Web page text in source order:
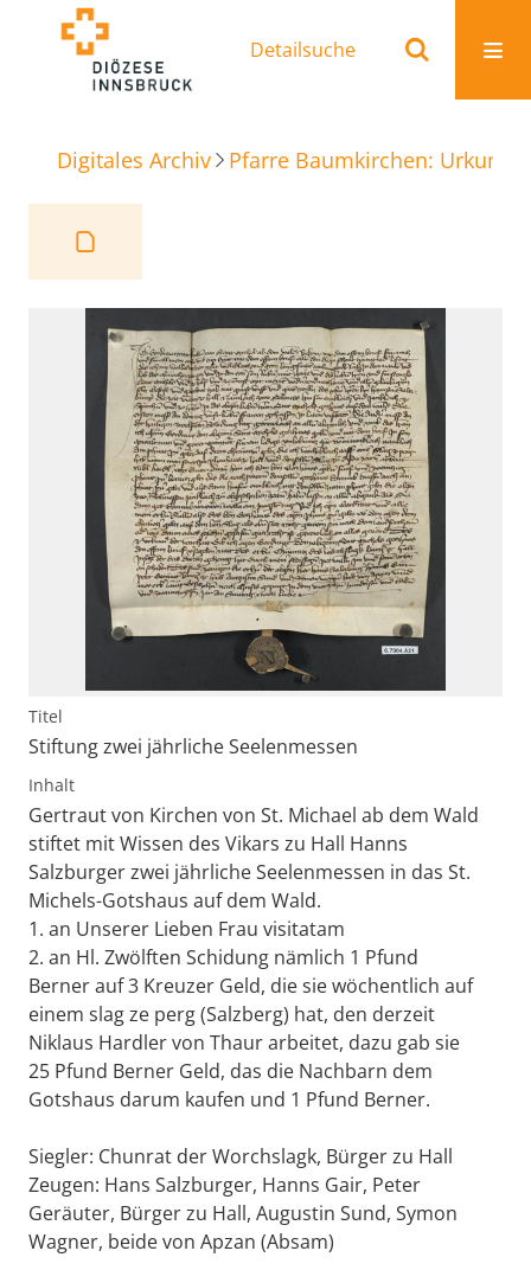
Detailsuche
Digitales Archiv Pfarre Baumkirchen:
Titel
Stiftung zwei jährliche Seelenmessen
Inhalt
Gertraut von Kirchen von St. Michael ab dem Wald
stiftet mit Wissen des Vikars zu Hall Hanns
Salzburger zwei jährliche Seelenmessen in das St.
Michels-Gotshaus auf dem Wald.
1. an Unserer Lieben Frau visitatam
2. an Hl. Zwölften Schidung nämlich 1 Pfund
Berner auf 3 Kreuzer Geld, die sie wöchentlich auf
einem slag ze perg (Salzberg) hat, den derzeit
Niklaus Hardler von Thaur arbeitet, dazu gab sie
25 Pfund Berner Geld, das die Nachbarn dem
Gotshaus darum kaufen und 1 Pfund Berner.
Siegler: Chunrat der Worchslagk, Bürger zu Hall
Zeugen: Hans Salzburger, Hanns Gair, Peter
Geräuter, Bürger zu Hall, Augustin Sund, Symon
Wagner, beide von Apzan (Absam)